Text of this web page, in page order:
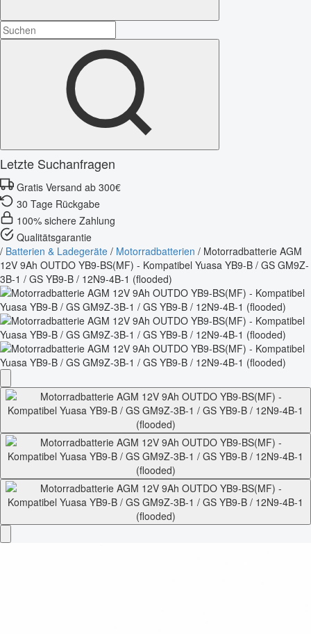
Letzte Suchanfragen
Gratis Versand ab 300€
30 Tage Rückgabe
100% sichere Zahlung
Qualitätsgarantie
/ Batterien & Ladegeräte / Motorradbatterien / Motorradbatterie AGM
12V 9Ah OUTDO YB9-BS(MF) - Kompatibel Yuasa YB9-B / GS GM9Z-
3B-1 / GS YB9-B / 12N9-4B-1 (flooded)